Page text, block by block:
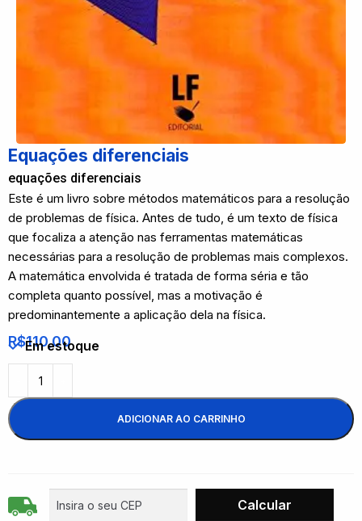
Equações diferenciais
equações diferenciais
Este é um livro sobre métodos matemáticos para a resolução
de problemas de física. Antes de tudo, é um texto de física
que focaliza a atenção nas ferramentas matemáticas
necessárias para a resolução de problemas mais complexos.
A matemática envolvida é tratada de forma séria e tão
completa quanto possível, mas a motivação é
predominantemente a aplicação dela na física.
R$110,00
Em estoque
ADICIONAR AO CARRINHO